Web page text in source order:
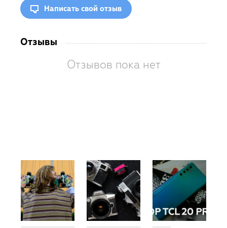
Написать свой отзыв
Отзывы
Отзывов пока нет